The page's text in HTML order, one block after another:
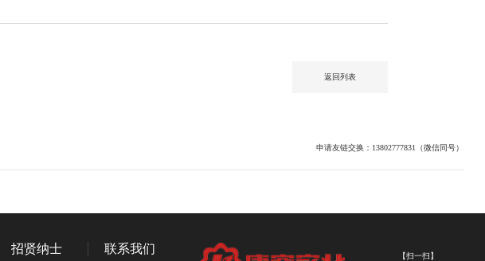
返回列表
申请友链交换：13802777831（微信同号）
【扫一扫】
招贤纳士 联系我们